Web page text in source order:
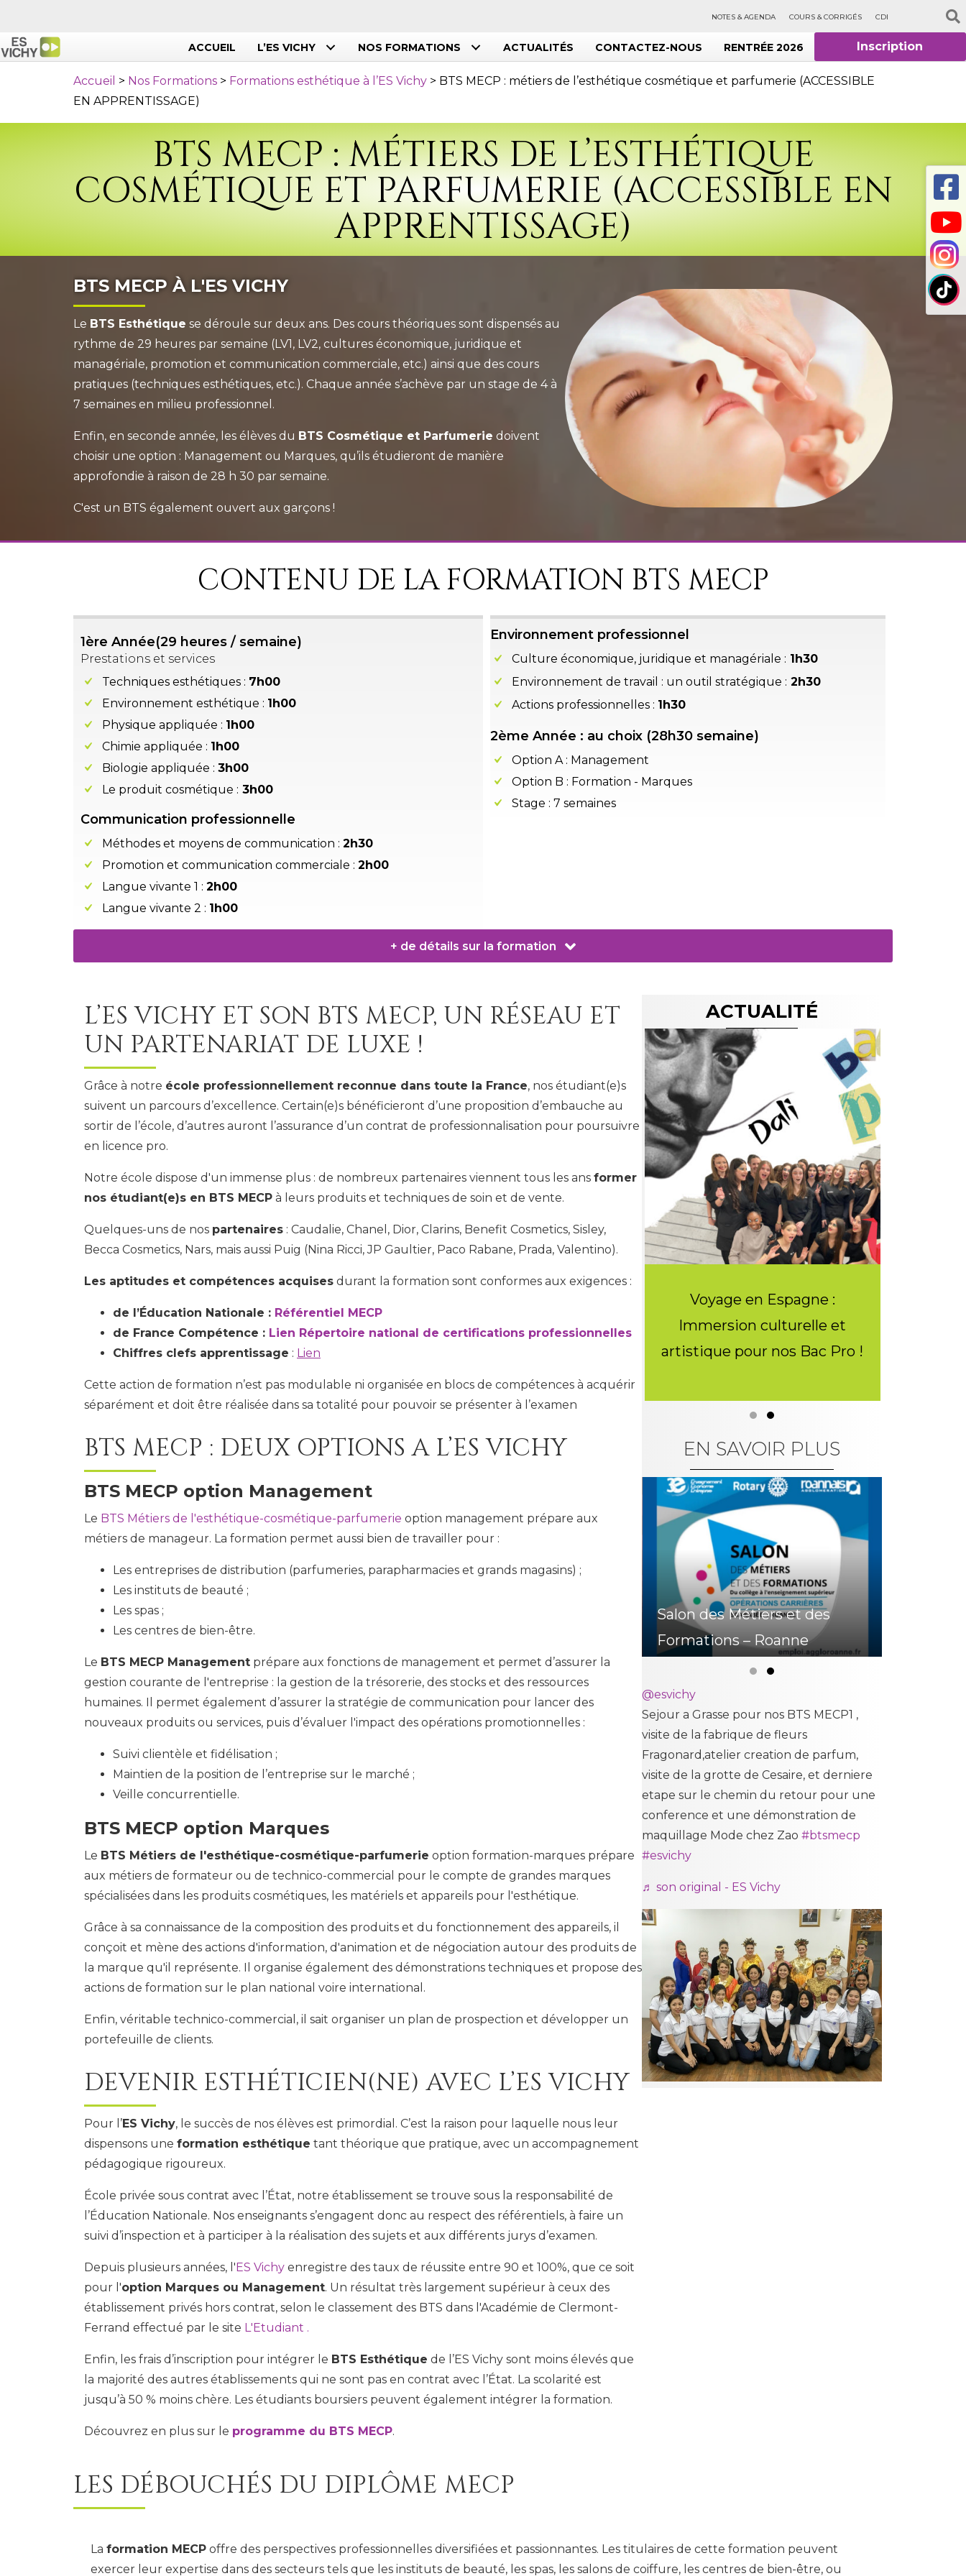
NOTES & AGENDA COURS & CORRIGÉS CDI
ACCUEIL L’ES VICHY NOS FORMATIONS ACTUALITÉS CONTACTEZ-NOUS RENTRÉE 2026 Inscription
Accueil > Nos Formations > Formations esthétique à l’ES Vichy > BTS MECP : métiers de l’esthétique cosmétique et parfumerie (ACCESSIBLE
EN APPRENTISSAGE)
BTS MECP : MÉTIERS DE L’ESTHÉTIQUE
COSMÉTIQUE ET PARFUMERIE (ACCESSIBLE EN
APPRENTISSAGE)
BTS MECP À L'ES VICHY
Le BTS Esthétique se déroule sur deux ans. Des cours théoriques sont dispensés au
rythme de 29 heures par semaine (LV1, LV2, cultures économique, juridique et
managériale, promotion et communication commerciale, etc.) ainsi que des cours
pratiques (techniques esthétiques, etc.). Chaque année s’achève par un stage de 4 à
7 semaines en milieu professionnel.
Enfin, en seconde année, les élèves du BTS Cosmétique et Parfumerie doivent
choisir une option : Management ou Marques, qu’ils étudieront de manière
approfondie à raison de 28 h 30 par semaine.
C'est un BTS également ouvert aux garçons !
CONTENU DE LA FORMATION BTS MECP
1ère Année(29 heures / semaine)
Prestations et services
Techniques esthétiques : 7h00
Environnement esthétique : 1h00
Physique appliquée : 1h00
Chimie appliquée : 1h00
Biologie appliquée : 3h00
Le produit cosmétique : 3h00
Communication professionnelle
Méthodes et moyens de communication : 2h30
Promotion et communication commerciale : 2h00
Langue vivante 1 : 2h00
Langue vivante 2 : 1h00
Environnement professionnel
Culture économique, juridique et managériale : 1h30
Environnement de travail : un outil stratégique : 2h30
Actions professionnelles : 1h30
2ème Année : au choix (28h30 semaine)
Option A : Management
Option B : Formation - Marques
Stage : 7 semaines
+ de détails sur la formation
L’ES VICHY ET SON BTS MECP, UN RÉSEAU ET
UN PARTENARIAT DE LUXE !
Grâce à notre école professionnellement reconnue dans toute la France, nos étudiant(e)s
suivent un parcours d’excellence. Certain(e)s bénéficieront d’une proposition d’embauche au
sortir de l’école, d’autres auront l’assurance d’un contrat de professionnalisation pour poursuivre
en licence pro.
Notre école dispose d'un immense plus : de nombreux partenaires viennent tous les ans former
nos étudiant(e)s en BTS MECP à leurs produits et techniques de soin et de vente.
Quelques-uns de nos partenaires : Caudalie, Chanel, Dior, Clarins, Benefit Cosmetics, Sisley,
Becca Cosmetics, Nars, mais aussi Puig (Nina Ricci, JP Gaultier, Paco Rabane, Prada, Valentino).
Les aptitudes et compétences acquises durant la formation sont conformes aux exigences :
de l’Éducation Nationale : Référentiel MECP
de France Compétence : Lien Répertoire national de certifications professionnelles
Chiffres clefs apprentissage : Lien
Cette action de formation n’est pas modulable ni organisée en blocs de compétences à acquérir
séparément et doit être réalisée dans sa totalité pour pouvoir se présenter à l’examen
BTS MECP : DEUX OPTIONS A L’ES VICHY
BTS MECP option Management
Le BTS Métiers de l'esthétique-cosmétique-parfumerie option management prépare aux
métiers de manageur. La formation permet aussi bien de travailler pour :
Les entreprises de distribution (parfumeries, parapharmacies et grands magasins) ;
Les instituts de beauté ;
Les spas ;
Les centres de bien-être.
Le BTS MECP Management prépare aux fonctions de management et permet d’assurer la
gestion courante de l'entreprise : la gestion de la trésorerie, des stocks et des ressources
humaines. Il permet également d’assurer la stratégie de communication pour lancer des
nouveaux produits ou services, puis d’évaluer l'impact des opérations promotionnelles :
Suivi clientèle et fidélisation ;
Maintien de la position de l’entreprise sur le marché ;
Veille concurrentielle.
BTS MECP option Marques
Le BTS Métiers de l'esthétique-cosmétique-parfumerie option formation-marques prépare
aux métiers de formateur ou de technico-commercial pour le compte de grandes marques
spécialisées dans les produits cosmétiques, les matériels et appareils pour l'esthétique.
Grâce à sa connaissance de la composition des produits et du fonctionnement des appareils, il
conçoit et mène des actions d'information, d'animation et de négociation autour des produits de
la marque qu'il représente. Il organise également des démonstrations techniques et propose des
actions de formation sur le plan national voire international.
Enfin, véritable technico-commercial, il sait organiser un plan de prospection et développer un
portefeuille de clients.
DEVENIR ESTHÉTICIEN(NE) AVEC L’ES VICHY
Pour l’ES Vichy, le succès de nos élèves est primordial. C’est la raison pour laquelle nous leur
dispensons une formation esthétique tant théorique que pratique, avec un accompagnement
pédagogique rigoureux.
École privée sous contrat avec l’État, notre établissement se trouve sous la responsabilité de
l’Éducation Nationale. Nos enseignants s’engagent donc au respect des référentiels, à faire un
suivi d’inspection et à participer à la réalisation des sujets et aux différents jurys d’examen.
Depuis plusieurs années, l' ES Vichy enregistre des taux de réussite entre 90 et 100%, que ce soit
pour l'option Marques ou Management. Un résultat très largement supérieur à ceux des
établissement privés hors contrat, selon le classement des BTS dans l'Académie de Clermont-
Ferrand effectué par le site L'Etudiant .
Enfin, les frais d’inscription pour intégrer le BTS Esthétique de l’ES Vichy sont moins élevés que
la majorité des autres établissements qui ne sont pas en contrat avec l’État. La scolarité est
jusqu’à 50 % moins chère. Les étudiants boursiers peuvent également intégrer la formation.
Découvrez en plus sur le programme du BTS MECP.
ACTUALITÉ
étudiants de la section MCO1
grand bassin Vichyssois
Voyage en Espagne :
Immersion culturelle et
artistique pour nos Bac Pro !
EN SAVOIR PLUS
Mini stages Bas Pro Mini stages Bas Pro
@esvichy
Sejour a Grasse pour nos BTS MECP1 ,
visite de la fabrique de fleurs
Fragonard,atelier creation de parfum,
visite de la grotte de Cesaire, et derniere
etape sur le chemin du retour pour une
conference et une démonstration de
maquillage Mode chez Zao #btsmecp
#esvichy
♬ son original - ES Vichy
LES DÉBOUCHÉS DU DIPLÔME MECP
La formation MECP offre des perspectives professionnelles diversifiées et passionnantes. Les titulaires de cette formation peuvent
exercer leur expertise dans des secteurs tels que les instituts de beauté, les spas, les salons de coiffure, les centres de bien-être, ou